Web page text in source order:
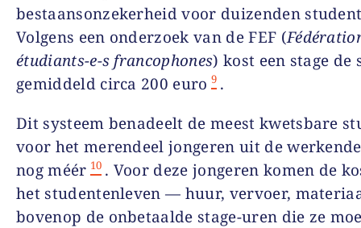
bestaansonzekerheid voor duizenden
Volgens een onderzoek van de FEF (
étudiants-e-s francophones) kost een stage de
gemiddeld circa 200 euro 9 .
Dit systeem benadeelt de meest kwetsbare
voor het merendeel jongeren uit de
nog méér 10 . Voor deze jongeren komen de
het studentenleven — huur, vervoer,
bovenop de onbetaalde stage-uren die ze